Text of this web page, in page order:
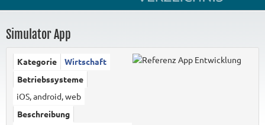
Simulator App
Kategorie
Wirtschaft
Betriebssysteme
iOS, android, web
Beschreibung